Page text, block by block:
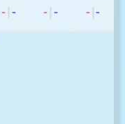
- -
- | -
- -